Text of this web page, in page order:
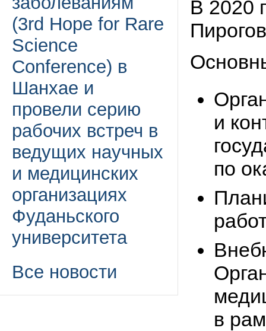
(3rd Hope for Rare
Science
Conference) в
Шанхае и
провели серию
рабочих встреч в
ведущих научных
и медицинских
организациях
Фуданьского
университета
Все новости
В 2020
и
по
в